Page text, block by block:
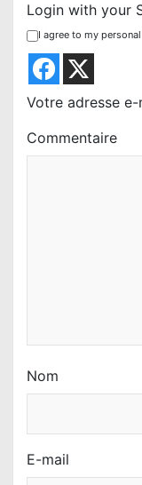
d
Login with your
I agree to my
Votre adresse
Commentaire
Nom
E-mail